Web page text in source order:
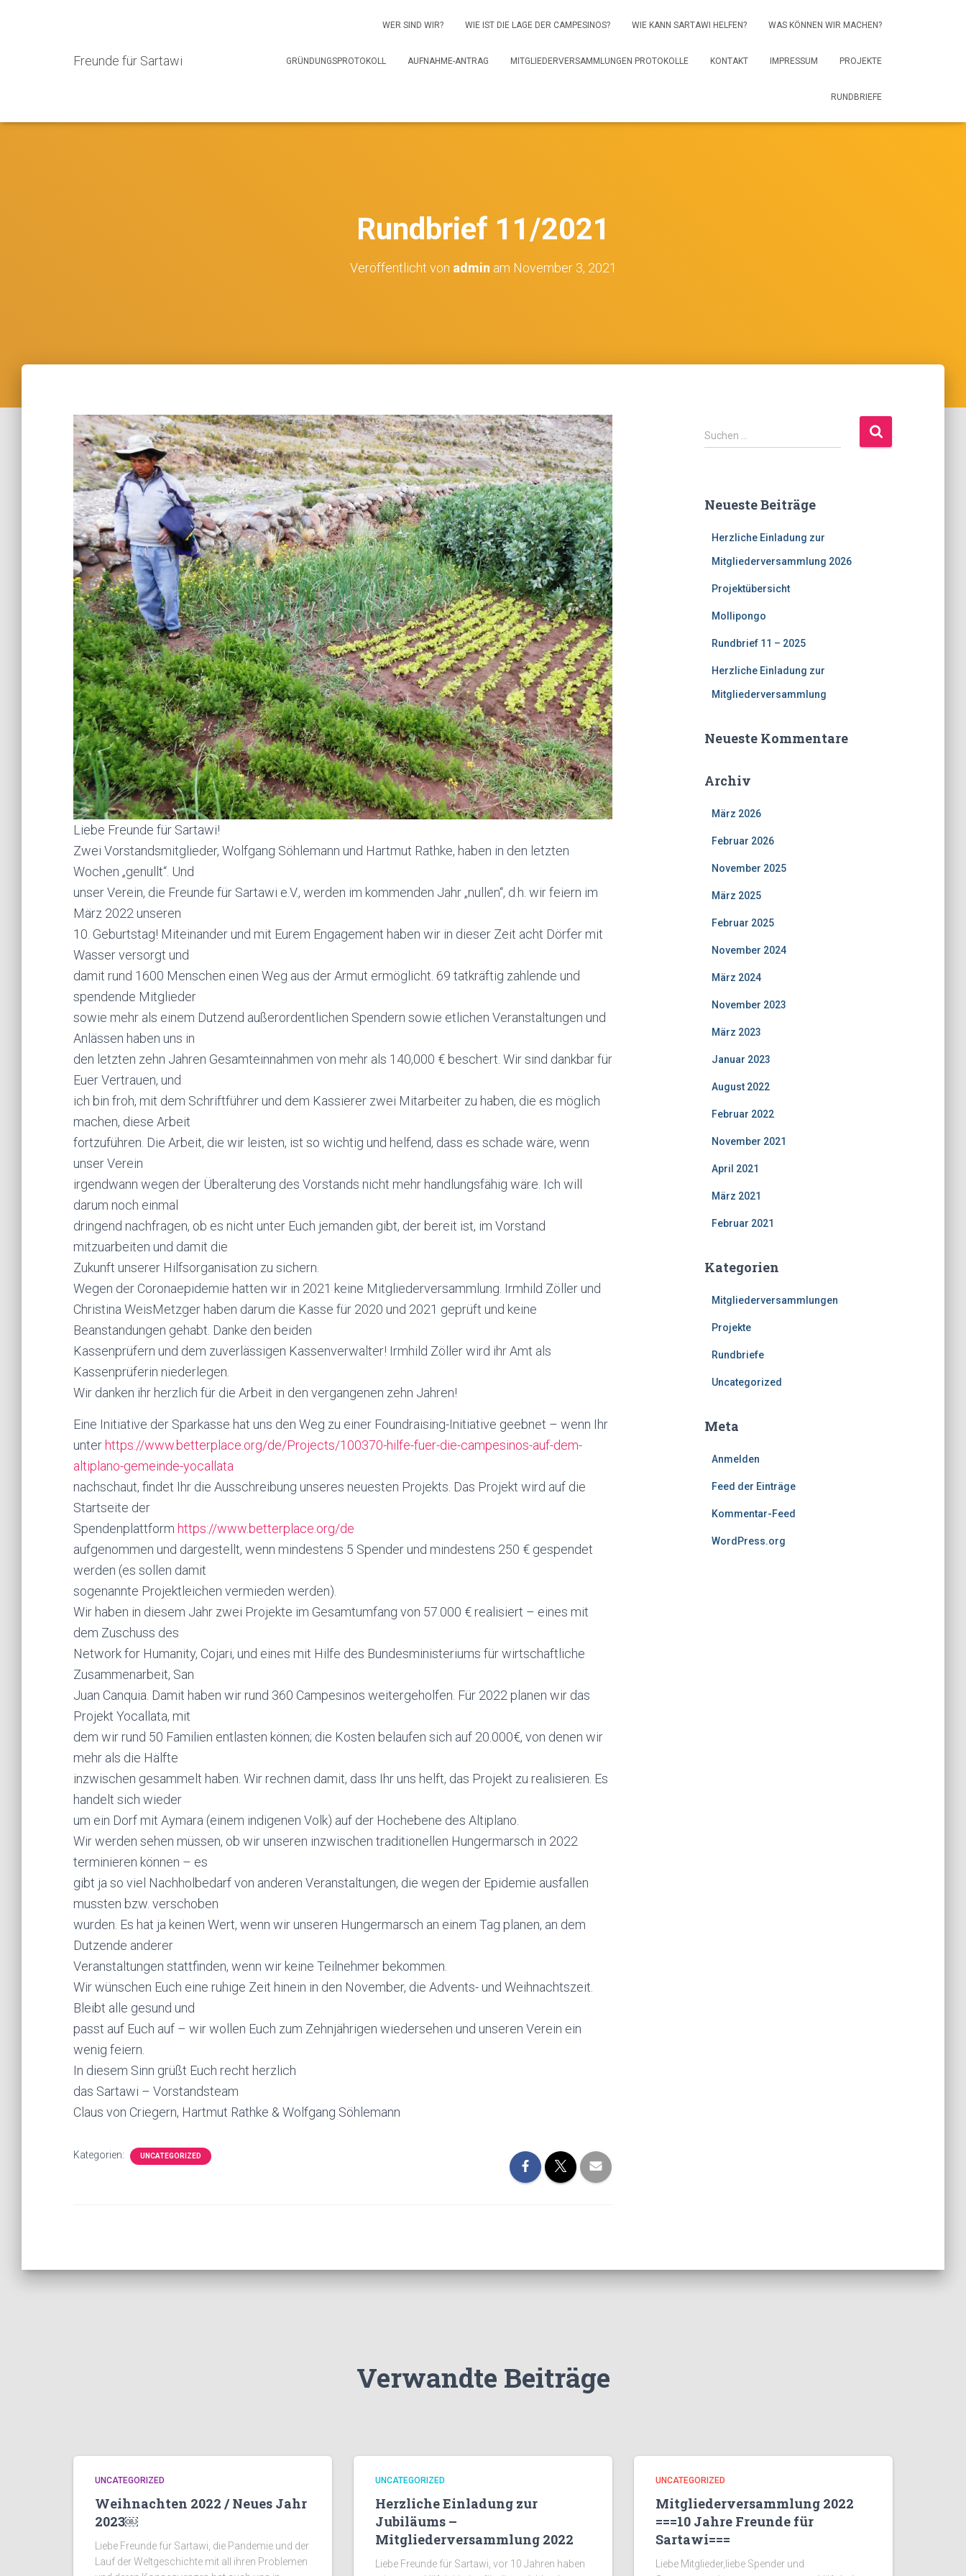
Freunde für Sartawi
WER SIND WIR? WIE IST DIE LAGE DER CAMPESINOS? WIE KANN SARTAWI HELFEN? WAS KÖNNEN WIR MACHEN?
GRÜNDUNGSPROTOKOLL AUFNAHME-ANTRAG MITGLIEDERVERSAMMLUNGEN PROTOKOLLE KONTAKT IMPRESSUM PROJEKTE
RUNDBRIEFE
Rundbrief 11/2021
Veröffentlicht von admin am November 3, 2021
Liebe Freunde für Sartawi!
Zwei Vorstandsmitglieder, Wolfgang Söhlemann und Hartmut Rathke, haben in den letzten
Wochen „genullt“. Und
unser Verein, die Freunde für Sartawi e.V., werden im kommenden Jahr „nullen“, d.h. wir feiern im
März 2022 unseren
10. Geburtstag! Miteinander und mit Eurem Engagement haben wir in dieser Zeit acht Dörfer mit
Wasser versorgt und
damit rund 1600 Menschen einen Weg aus der Armut ermöglicht. 69 tatkräftig zahlende und
spendende Mitglieder
sowie mehr als einem Dutzend außerordentlichen Spendern sowie etlichen Veranstaltungen und
Anlässen haben uns in
den letzten zehn Jahren Gesamteinnahmen von mehr als 140,000 € beschert. Wir sind dankbar für
Euer Vertrauen, und
ich bin froh, mit dem Schriftführer und dem Kassierer zwei Mitarbeiter zu haben, die es möglich
machen, diese Arbeit
fortzuführen. Die Arbeit, die wir leisten, ist so wichtig und helfend, dass es schade wäre, wenn
unser Verein
irgendwann wegen der Überalterung des Vorstands nicht mehr handlungsfähig wäre. Ich will
darum noch einmal
dringend nachfragen, ob es nicht unter Euch jemanden gibt, der bereit ist, im Vorstand
mitzuarbeiten und damit die
Zukunft unserer Hilfsorganisation zu sichern.
Wegen der Coronaepidemie hatten wir in 2021 keine Mitgliederversammlung. Irmhild Zöller und
Christina WeisMetzger haben darum die Kasse für 2020 und 2021 geprüft und keine
Beanstandungen gehabt. Danke den beiden
Kassenprüfern und dem zuverlässigen Kassenverwalter! Irmhild Zöller wird ihr Amt als
Kassenprüferin niederlegen.
Wir danken ihr herzlich für die Arbeit in den vergangenen zehn Jahren!
Eine Initiative der Sparkasse hat uns den Weg zu einer Foundraising-Initiative geebnet – wenn Ihr
unterhttps://www.betterplace.org/de/Projects/100370-hilfe-fuer-die-campesinos-auf-dem-
altiplano-gemeinde-yocallata
nachschaut, findet Ihr die Ausschreibung unseres neuesten Projekts. Das Projekt wird auf die
Startseite der
Spendenplattform https://www.betterplace.org/de
aufgenommen und dargestellt, wenn mindestens 5 Spender und mindestens 250 € gespendet
werden (es sollen damit
sogenannte Projektleichen vermieden werden).
Wir haben in diesem Jahr zwei Projekte im Gesamtumfang von 57.000 € realisiert – eines mit
dem Zuschuss des
Network for Humanity, Cojari, und eines mit Hilfe des Bundesministeriums für wirtschaftliche
Zusammenarbeit, San
Juan Canquia. Damit haben wir rund 360 Campesinos weitergeholfen. Für 2022 planen wir das
Projekt Yocallata, mit
dem wir rund 50 Familien entlasten können; die Kosten belaufen sich auf 20.000€, von denen wir
mehr als die Hälfte
inzwischen gesammelt haben. Wir rechnen damit, dass Ihr uns helft, das Projekt zu realisieren. Es
handelt sich wieder
um ein Dorf mit Aymara (einem indigenen Volk) auf der Hochebene des Altiplano.
Wir werden sehen müssen, ob wir unseren inzwischen traditionellen Hungermarsch in 2022
terminieren können – es
gibt ja so viel Nachholbedarf von anderen Veranstaltungen, die wegen der Epidemie ausfallen
mussten bzw. verschoben
wurden. Es hat ja keinen Wert, wenn wir unseren Hungermarsch an einem Tag planen, an dem
Dutzende anderer
Veranstaltungen stattfinden, wenn wir keine Teilnehmer bekommen.
Wir wünschen Euch eine ruhige Zeit hinein in den November, die Advents- und Weihnachtszeit.
Bleibt alle gesund und
passt auf Euch auf – wir wollen Euch zum Zehnjährigen wiedersehen und unseren Verein ein
wenig feiern.
In diesem Sinn grüßt Euch recht herzlich
das Sartawi – Vorstandsteam
Claus von Criegern, Hartmut Rathke & Wolfgang Söhlemann
Kategorien: UNCATEGORIZED
S
u
n
Suchen …
Neueste Beiträge
Herzliche Einladung zur
Mitgliederversammlung 2026
Projektübersicht
Mollipongo
Rundbrief 11 – 2025
Herzliche Einladung zur
Mitgliederversammlung
Neueste Kommentare
Archiv
März 2026
Februar 2026
November 2025
März 2025
Februar 2025
November 2024
März 2024
November 2023
März 2023
Januar 2023
August 2022
Februar 2022
November 2021
April 2021
März 2021
Februar 2021
Kategorien
Mitgliederversammlungen
Projekte
Rundbriefe
Uncategorized
Meta
Anmelden
Feed der Einträge
Kommentar-Feed
WordPress.org
Verwandte Beiträge
UNCATEGORIZED
Weihnachten 2022 / Neues Jahr
2023￼
Liebe Freunde für Sartawi, die Pandemie und der
Lauf der Weltgeschichte mit all ihren Problemen
UNCATEGORIZED
Herzliche Einladung zur
Jubiläums –
Mitgliederversammlung 2022
Liebe Freunde für Sartawi, vor 10 Jahren haben
UNCATEGORIZED
Mitgliederversammlung 2022
===10 Jahre Freunde für
Sartawi===
Liebe Mitglieder,liebe Spender und